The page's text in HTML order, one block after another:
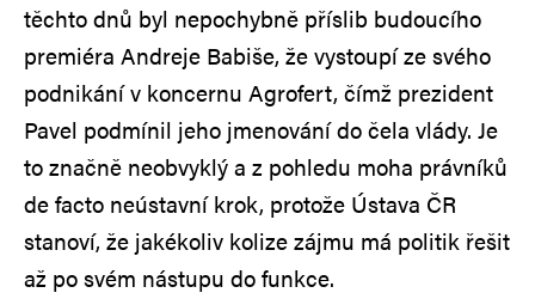
těchto dnů byl nepochybně příslib budoucího
premiéra Andreje Babiše, že vystoupí ze svého
podnikání v koncernu Agrofert, čímž prezident
Pavel podmínil jeho jmenování do čela vlády. Je
to značně neobvyklý a z pohledu moha právníků
de facto neústavní krok, protože Ústava ČR
stanoví, že jakékoliv kolize zájmu má politik řešit
až po svém nástupu do funkce.